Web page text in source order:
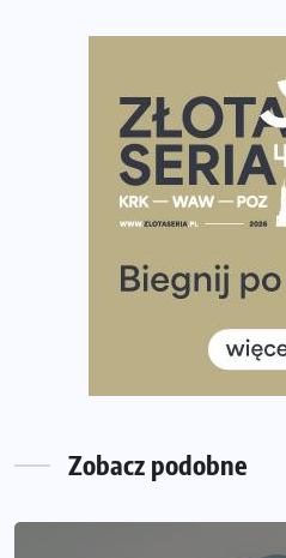
Największy Bieg Powstania
Ponad 12 tysięcy
Tętno vs tempo – czym
Co ma dużo białka?
Rozbiegany Olsztyn szykuje
Już w tę sobotę 35. Bieg
Wystartuje rekordowa liczba
35. Bieg Powstania
poradnik przed startem
Zobacz podobne